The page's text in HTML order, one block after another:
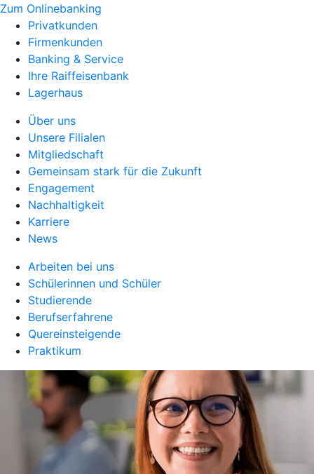
Zum Onlinebanking
Privatkunden
Firmenkunden
Banking & Service
Ihre Raiffeisenbank
Lagerhaus
Über uns
Unsere Filialen
Mitgliedschaft
Gemeinsam stark für die Zukunft
Engagement
Nachhaltigkeit
Karriere
News
Arbeiten bei uns
Schülerinnen und Schüler
Studierende
Berufserfahrene
Quereinsteigende
Praktikum